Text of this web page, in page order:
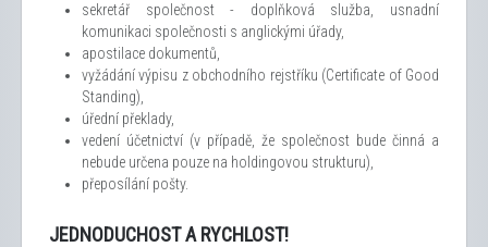
sekretář společnost - doplňková služba, usnadní
komunikaci společnosti s anglickými úřady,
apostilace dokumentů,
vyžádání výpisu z obchodního rejstříku (Certificate of Good
Standing),
úřední překlady,
vedení účetnictví (v případě, že společnost bude činná a
nebude určena pouze na holdingovou strukturu),
přeposílání pošty.
JEDNODUCHOST A RYCHLOST!